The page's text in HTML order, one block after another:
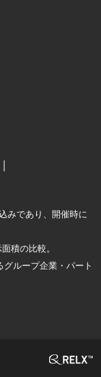
みであり、開催時に
積の比較。
ループ企業・パート